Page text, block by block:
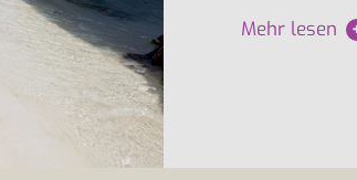
Mehr lesen